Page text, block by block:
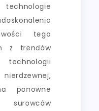
tego
z trendów
ponowne